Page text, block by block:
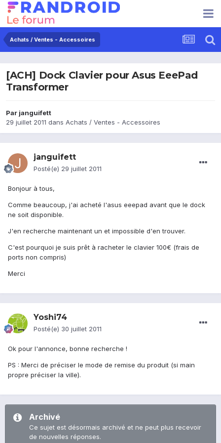
Achats / Ventes - Accessoires
[ACH] Dock Clavier pour Asus EeePad
Transformer
Par janguifett
29 juillet 2011 dans Achats / Ventes - Accessoires
janguifett
Posté(e) 29 juillet 2011
Bonjour à tous,
Comme beaucoup, j'ai acheté l'asus eeepad avant que le dock
ne soit disponible.
J'en recherche maintenant un et impossible d'en trouver.
C'est pourquoi je suis prêt à racheter le clavier 100€ (frais de
ports non compris)
Merci
Yoshi74
Posté(e) 30 juillet 2011
Ok pour l'annonce, bonne recherche !
PS : Merci de préciser le mode de remise du produit (si main
propre préciser la ville).
Archivé
Ce sujet est désormais archivé et ne peut plus recevoir
de nouvelles réponses.